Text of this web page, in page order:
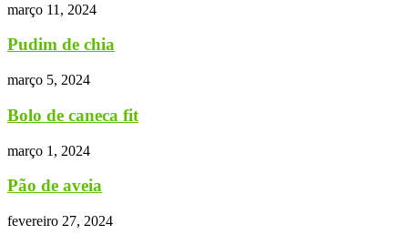
março 11, 2024
Pudim de chia
março 5, 2024
Bolo de caneca fit
março 1, 2024
Pão de aveia
fevereiro 27, 2024